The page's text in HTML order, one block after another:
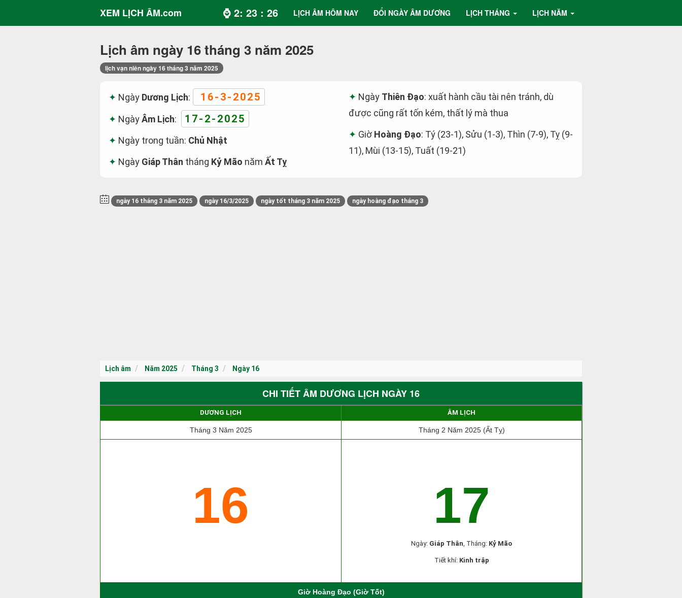
XEM LỊCH ÂM.com ⌚ 2: 23 : 26 LỊCH ÂM HÔM NAY ĐỔI NGÀY ÂM DƯƠNG LỊCH THÁNG LỊCH NĂM
Lịch âm ngày 16 tháng 3 năm 2025
lịch vạn niên ngày 16 tháng 3 năm 2025
Ngày Dương Lịch: 16-3-2025
NgàyÂm Lịch: 17-2-2025
Ngày trong tuần: Chủ Nhật
Ngày Giáp Thân tháng Kỷ Mão năm Ất Tỵ
Ngày Thiên Đạo: xuất hành cầu tài nên tránh, dù
được cũng rất tốn kém, thất lý mà thua
Giờ Hoàng Đạo: Tý (23-1), Sửu (1-3), Thìn (7-9), Tỵ (9-
11), Mùi (13-15), Tuất (19-21)
ngày 16 tháng 3 năm 2025 ngày 16/3/2025 ngày tốt tháng 3 năm 2025 ngày hoàng đạo tháng 3
Lịch âm Năm 2025 Tháng 3 Ngày 16
CHI TIẾT ÂM DƯƠNG LỊCH NGÀY 16
DƯƠNG LỊCH ÂM LỊCH
Tháng 3 Năm 2025 Tháng 2 Năm 2025 (Ất Tỵ)
16 17
Ngày: Giáp Thân, Tháng: Kỷ Mão
Tiết khí: Kinh trập
Giờ Hoàng Đạo (Giờ Tốt)